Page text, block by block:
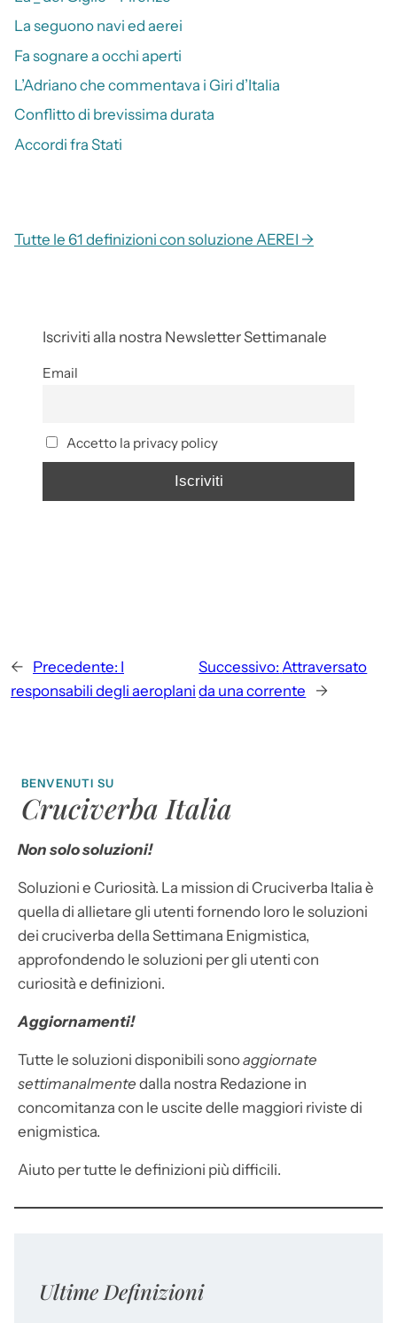
La seguono navi ed aerei
Fa sognare a occhi aperti
L’Adriano che commentava i Giri d’Italia
Conflitto di brevissima durata
Accordi fra Stati
Tutte le 61 definizioni con soluzione AEREI →
Iscriviti alla nostra Newsletter Settimanale
Email
Accetto la privacy policy
← Precedente: I
responsabili degli aeroplani
Successivo: Attraversato
da una corrente
→
BENVENUTI SU
Cruciverba Italia
Non solo soluzioni!
Soluzioni e Curiosità. La mission di Cruciverba Italia è
quella di allietare gli utenti fornendo loro le soluzioni
dei cruciverba della Settimana Enigmistica,
approfondendo le soluzioni per gli utenti con
curiosità e definizioni.
Aggiornamenti!
Tutte le soluzioni disponibili sonoaggiornate
settimanalmente dalla nostra Redazione in
concomitanza con le uscite delle maggiori riviste di
enigmistica.
Aiuto per tutte le definizioni più difficili.
Ultime Definizioni